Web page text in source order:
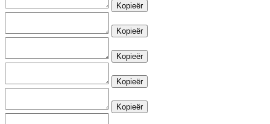
Kopieër
Kopieër
Kopieër
Kopieër
Kopieër